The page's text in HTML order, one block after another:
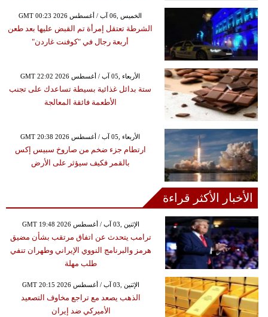
GMT 00:23 2026 الخميس ,06 آب / أغسطس
الشرطة تعتقل إمرأة تم القبض عليها بعد طعن
أربعة رجال في "كوفنت غاردن"
GMT 22:02 2026 الأربعاء ,05 آب / أغسطس
ستة بدائل غذائية بسيطة تساعدك على تجنب
الأطعمة فائقة المعالجة
GMT 20:38 2026 الأربعاء ,05 آب / أغسطس
ارتطام جزء ضخم من صاروخ سبيس إكس
بالقمر فكيف سيؤثر على الأرض
الأخبار الأكثر قراءة
GMT 19:48 2026 الإثنين ,03 آب / أغسطس
ترامب يتحدث عن اتفاق مرتقب بشأن مضيق
هرمز والبرنامج النووي الإيراني وطهران تنفي
طلب مهلة
GMT 20:15 2026 الإثنين ,03 آب / أغسطس
الذهب يصعد مع تراجع مخاوف التصعيد
الأميركي ضد إيران